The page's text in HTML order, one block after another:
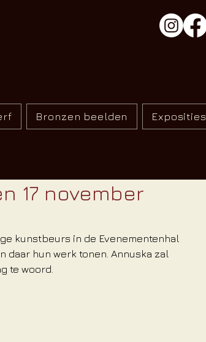
Bronzen beelden Exposities
17 november
kunstbeurs in de Evenementenhal
daar hun werk tonen. Annuska zal
te woord.